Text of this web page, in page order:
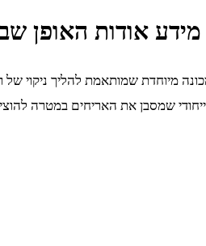
אודות האופן
מיוחדת שמותאמת להליך ניקוי
ייחודי שמסבן את האריחים במטרה